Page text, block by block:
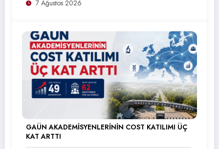
7 Ağustos 2026
GAÜN AKADEMİSYENLERİNİN COST KATILIMI ÜÇ
KAT ARTTI